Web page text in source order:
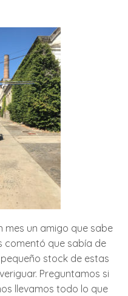
mes un amigo que sabe
comentó que sabía de
stock de estas
Preguntamos si
llevamos todo lo que